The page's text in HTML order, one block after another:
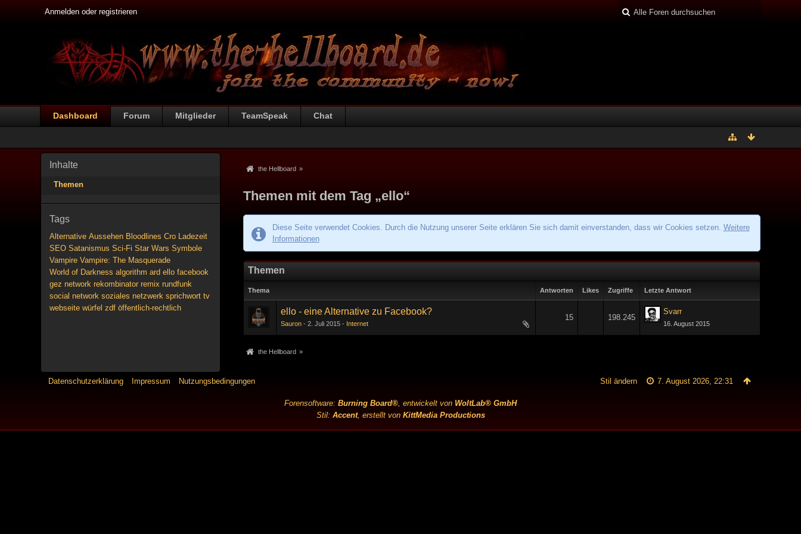
Anmelden oder registrieren
Dashboard Forum Mitglieder TeamSpeak Chat
Inhalte
Themen
Tags
Alternative Aussehen Bloodlines Cro Ladezeit
SEO Satanismus Sci-Fi Star Wars Symbole
Vampire Vampire: The Masquerade
World of Darkness algorithm ard ello facebook
gez network rekombinator remix rundfunk
social network soziales netzwerk sprichwort tv
webseite würfel zdf öffentlich-rechtlich
the Hellboard »
Themen mit dem Tag „ello“
Diese Seite verwendet Cookies. Durch die Nutzung unserer Seite erklären Sie sich damit einverstanden, dass wir Cookies setzen. Weitere
Informationen
Themen
Thema Antworten Likes Zugriffe Letzte Antwort
ello - eine Alternative zu Facebook?
Sauron 2. Juli 2015 Internet
15 198.245
Svarr
16. August 2015
the Hellboard »
Datenschutzerklärung Impressum Nutzungsbedingungen 7. August 2026, 22:31
Stil ändern
Forensoftware: Burning Board®, entwickelt von WoltLab® GmbH
Stil: Accent, erstellt von KittMedia Productions